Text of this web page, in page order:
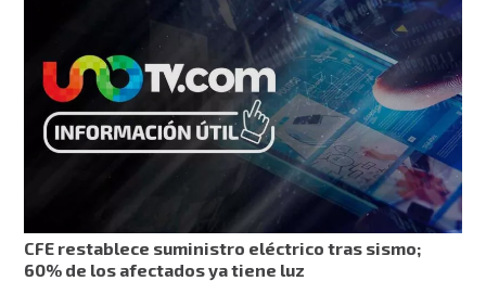
CFE restablece suministro eléctrico tras sismo;
60% de los afectados ya tiene luz